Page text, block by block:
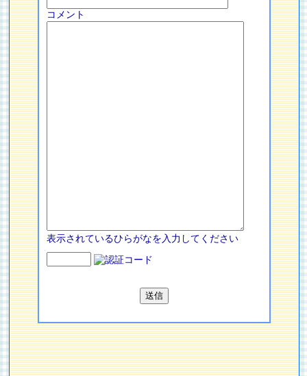
コメント
表示されているひらがなを入力してください